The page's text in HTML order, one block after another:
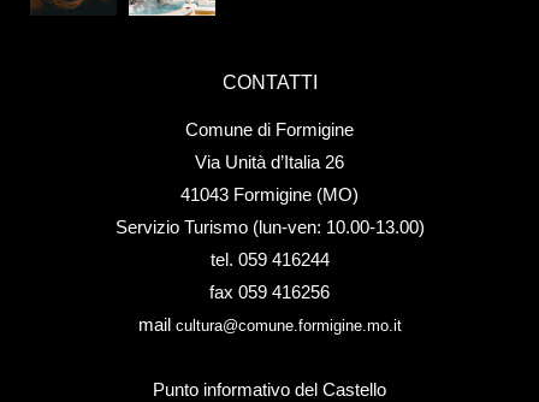
CONTATTI
Comune di Formigine
Via Unità d’Italia 26
41043 Formigine (MO)
Servizio Turismo (lun-ven: 10.00-13.00)
tel. 059 416244
fax 059 416256
mail cultura@comune.formigine.mo.it
Punto informativo del Castello